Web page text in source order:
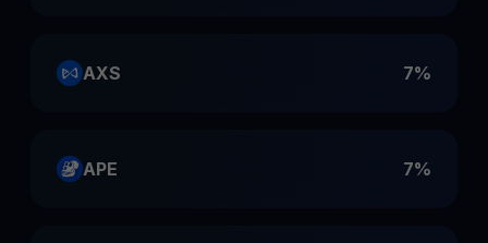
AXS 7%
APE 7%